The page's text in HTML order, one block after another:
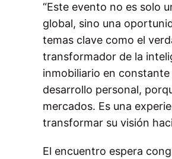
“Este evento no es solo
global, sino una
temas clave como el
transformador de la
inmobiliario en constante
desarrollo personal,
mercados. Es una
transformar su visión
El encuentro espera